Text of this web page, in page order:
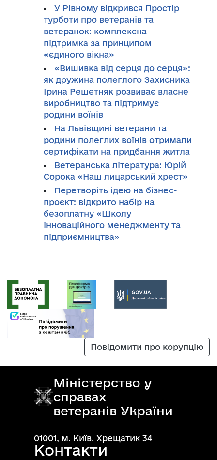
У Рівному відкрився Простір
турботи про ветеранів та
ветеранок: комплексна
підтримка за принципом
«єдиного вікна»
«Вишивка від серця до серця»:
як дружина полеглого Захисника
Ірина Решетняк розвиває власне
виробництво та підтримує
родини воїнів
На Львівщині ветерани та
родини полеглих воїнів отримали
сертифікати на придбання житла
Ветеранська література: Юрій
Сорока «Наш лицарський хрест»
Перетворіть ідею на бізнес-
проєкт: відкрито набір на
безоплатну «Школу
інноваційного менеджменту та
підприємництва»
Повідомити про корупцію
Міністерство у
справах
ветеранів України
01001, м. Київ, Хрещатик 34
Контакти